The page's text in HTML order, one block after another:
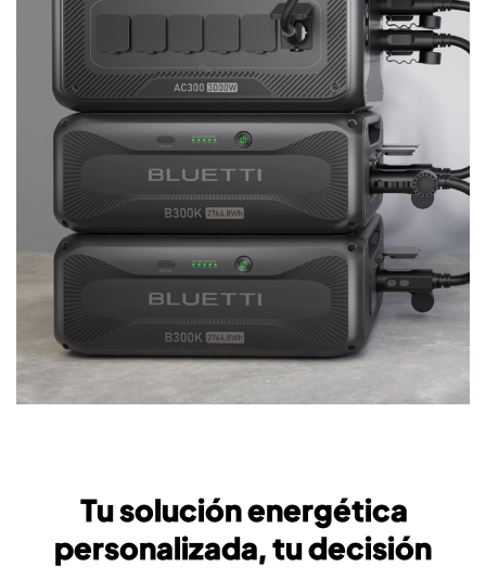
Tu solución energética
personalizada, tu decisión